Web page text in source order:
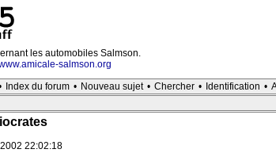
les automobiles Salmson.
salmson.org
Index du forum • Nouveau sujet • Chercher • Identification •
22:02:18